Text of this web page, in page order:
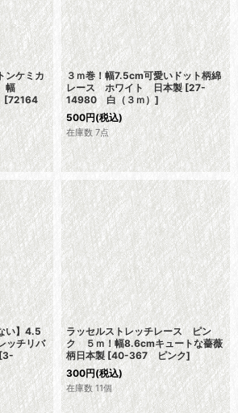
ンケミカ
幅
[72164
３ｍ巻！幅7.5cm可愛いドット柄綿
レース ホワイト 日本製 [27-
14980 白（３ｍ）]
500円(税込)
在庫数 7点
い】4.5
ッチリバ
3-
ラッセルストレッチレース ピン
ク ５ｍ！幅8.6cmキュートな薔薇
柄日本製 [40-367 ピンク]
300円(税込)
在庫数 11個